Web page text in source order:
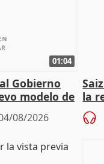
01:04
Gobierno
modelo de
08/2026
la
del